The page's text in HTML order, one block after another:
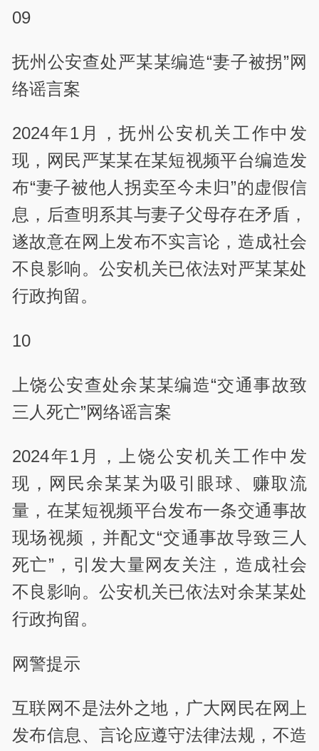
09
抚州公安查处严某某编造“妻子被拐”网
络谣言案
2024年1月，抚州公安机关工作中发
现，网民严某某在某短视频平台编造发
布“妻子被他人拐卖至今未归”的虚假信
息，后查明系其与妻子父母存在矛盾，
遂故意在网上发布不实言论，造成社会
不良影响。公安机关已依法对严某某处
行政拘留。
10
上饶公安查处余某某编造“交通事故致
三人死亡”网络谣言案
2024年1月，上饶公安机关工作中发
现，网民余某某为吸引眼球、赚取流
量，在某短视频平台发布一条交通事故
现场视频，并配文“交通事故导致三人
死亡”，引发大量网友关注，造成社会
不良影响。公安机关已依法对余某某处
行政拘留。
网警提示
互联网不是法外之地，广大网民在网上
发布信息、言论应遵守法律法规，不造